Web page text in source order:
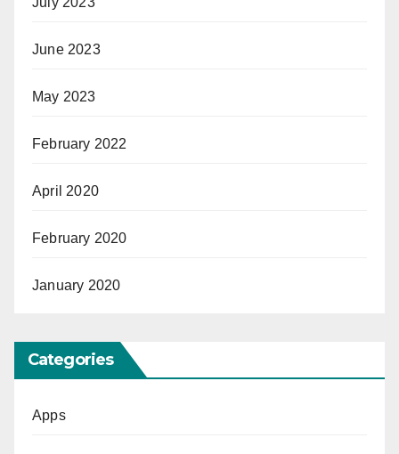
June 2023
May 2023
February 2022
April 2020
February 2020
January 2020
Categories
Apps